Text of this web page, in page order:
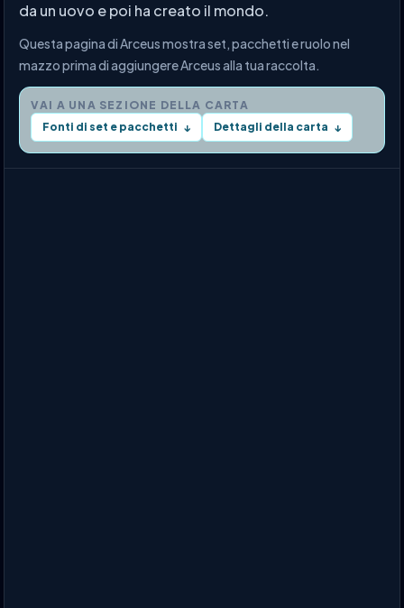
da un uovo e poi ha creato il mondo.
Questa pagina di Arceus mostra set, pacchetti e ruolo nel
mazzo prima di aggiungere Arceus alla tua raccolta.
VAI A UNA SEZIONE DELLA CARTA
Fonti di set e pacchetti ↓ Dettagli della carta ↓